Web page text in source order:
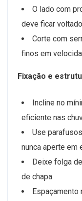
O lado com
deve ficar
Corte com
finos em
Fixação e
Incline no
eficiente nas
Use
nunca aperte em
Deixe folga
de chapa
Espaçamento